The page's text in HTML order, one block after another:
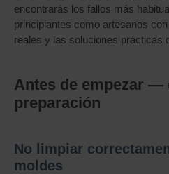
encontrarás los fallos más
principiantes como artesanos
reales y las soluciones prácticas
Antes de empezar —
preparación
No limpiar
moldes